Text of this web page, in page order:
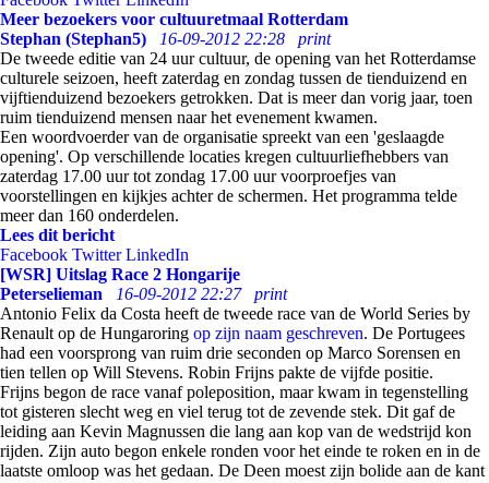
Meer bezoekers voor cultuuretmaal Rotterdam
Stephan (Stephan5)
16-09-2012 22:28
print
De tweede editie van 24 uur cultuur, de opening van het Rotterdamse
culturele seizoen, heeft zaterdag en zondag tussen de tienduizend en
vijftienduizend bezoekers getrokken. Dat is meer dan vorig jaar, toen
ruim tienduizend mensen naar het evenement kwamen.
Een woordvoerder van de organisatie spreekt van een 'geslaagde
opening'. Op verschillende locaties kregen cultuurliefhebbers van
zaterdag 17.00 uur tot zondag 17.00 uur voorproefjes van
voorstellingen en kijkjes achter de schermen. Het programma telde
meer dan 160 onderdelen.
Lees dit bericht
Facebook Twitter LinkedIn
[WSR] Uitslag Race 2 Hongarije
Peterselieman
16-09-2012 22:27
print
Antonio Felix da Costa heeft de tweede race van de World Series by
Renault op de Hungaroring op zijn naam geschreven. De Portugees
had een voorsprong van ruim drie seconden op Marco Sorensen en
tien tellen op Will Stevens. Robin Frijns pakte de vijfde positie.
Frijns begon de race vanaf poleposition, maar kwam in tegenstelling
tot gisteren slecht weg en viel terug tot de zevende stek. Dit gaf de
leiding aan Kevin Magnussen die lang aan kop van de wedstrijd kon
rijden. Zijn auto begon enkele ronden voor het einde te roken en in de
laatste omloop was het gedaan. De Deen moest zijn bolide aan de kant